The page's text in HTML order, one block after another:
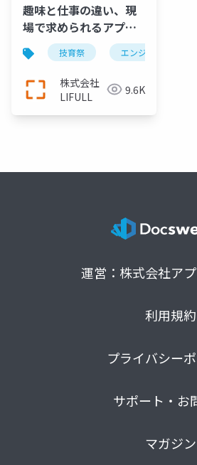
趣味と仕事の違い、現
場で求められるアプリ
ケーションの可観測性
技育祭 エンジニア
株式会社
LIFULL
9.6K
運営：株式会社ア
利用規約
プライバシー
サポート・お
マガジン